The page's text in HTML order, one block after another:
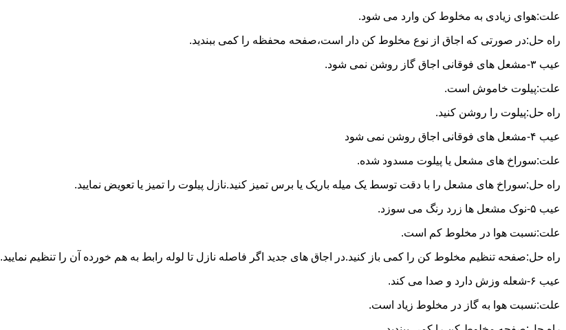
علت:هوای زیادی به مخلوط کن وارد می شود.
راه حل:در صورتی که اجاق از نوع مخلوط کن دار است،صفحه محفظه را کمی ببندید.
عیب ۳-مشعل های فوقانی اجاق گاز روشن نمی شود.
علت:پیلوت خاموش است.
راه حل:پیلوت را روشن کنید.
عیب ۴-مشعل های فوقانی اجاق روشن نمی شود
علت:سوراخ های مشعل یا پیلوت مسدود شده.
راه حل:سوراخ های مشعل را با دقت توسط یک میله باریک یا برس تمیز کنید.نازل پیلوت را تمیز یا تعویض نمایید.
عیب ۵-نوک مشعل ها زرد رنگ می سوزد.
علت:نسبت هوا در مخلوط کم است.
راه حل:صفحه تنظیم مخلوط کن را کمی باز کنید.در اجاق های جدید اگر فاصله نازل تا لوله رابط به هم خورده آن را تنظیم نمایید.
عیب ۶-شعله وزش دارد و صدا می کند.
علت:نسبت هوا به گاز در مخلوط زیاد است.